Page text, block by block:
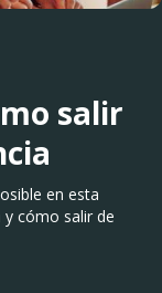
salir
en esta
y cómo salir de